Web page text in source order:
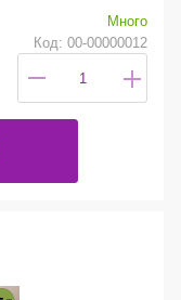
Много
Код: 00-00000012